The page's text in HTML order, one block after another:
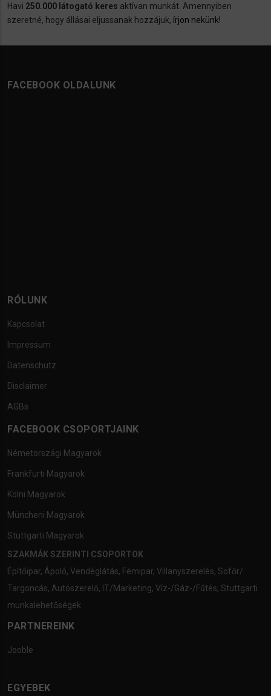
Havi 250.000 látogató keres aktívan munkát. Amennyiben
szeretné, hogy állásai eljussanak hozzájuk, írjon nekünk!
FACEBOOK OLDALUNK
RÓLUNK
Kapcsolat
Impressum
Datenschutz
Disclaimer
AGBs
FACEBOOK CSOPORTJAINK
Németországi Magyarok
Frankfurti Magyarok
Kölni Magyarok
Müncheni Magyarok
Stuttgarti Magyarok
SZAKMÁK SZERINTI CSOPORTOK
Építőipar, Ápoló, Vendéglátás, Fémipar, Villanyszerelés, Sofőr/
Targoncás, Autószerelő, IT/Marketing, Víz-/Gáz-/Fűtés, Stuttgarti
munkalehetőségek
PARTNEREINK
Jooble
EGYEBEK